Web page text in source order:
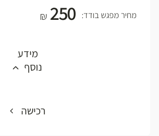
מחיר מפגש בודד: ₪ 250
מידע
נוסף
רכישה